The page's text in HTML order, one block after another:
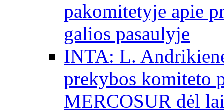
pakomitetyje apie
galios pasaulyje
INTA: L.
prekybos komiteto
MERCOSUR dėl